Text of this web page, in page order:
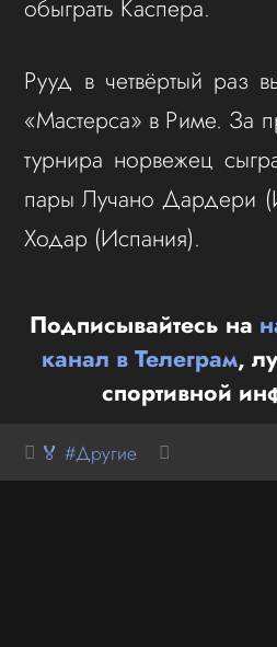
обыграть Каспера.
Рууд в четвёртый раз
«Мастерса» в Риме. За
турнира норвежец
пары Лучано Дардери
Ходар (Испания).
Подписывайтесь на
канал в Телеграм,
спортивной
🏅 #Другие